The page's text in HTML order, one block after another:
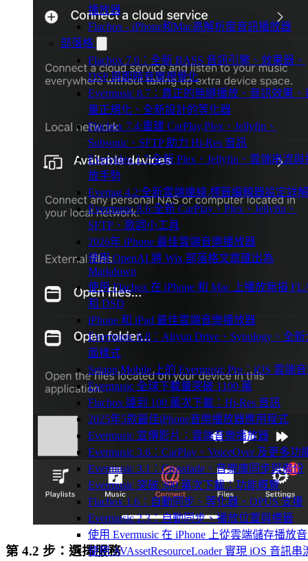
播放器
Flacbox - iPhone和Mac高解析度音訊播放器
部落格
Flacbox 7.6：全新 BASS 音訊引擎、效果器、
DSP 與即時音樂視覺化
Evermusic 8.7：真正的無縫播放、音訊效果、
量正規化、全新設計的等化器
Flacbox 7.4:重建 CarPlay,Plex、Jellyfin、
Subsonic、SFTP 助力 Hi-Res 音訊
Evervideo 1.7:全新 Plex、Jellyfin、雲端串流與
放手勢
Evertag 4.2:全新雲端連線,標籤編輯器設定詳解
Evermusic 8.6:全新 CarPlay、Plex、Jellyfin、
SFTP、歌詞小工具
2026年 iPhone 最佳雲端音樂播放器
使用 OpenAI 將 Wix 部落格文章匯出為
Markdown
使用 Flacbox 在 iPhone 和 Mac 上播放無損
和 DSD
iPhone 和 iPad 最佳雲端音樂播放器
Evermusic 6.8：Aliyun Drive、Synology、全新
面樣式
Setapp Mobile 上的 Evermusic Pro：iOS 雲端
Evermusic 全球下載量突破 1100 萬
Flacbox 達到 100 萬次下載：Hi-Res 音訊
2025年5款最佳iPhone音樂播放器應用程式
Evermusic 宣傳影片：雲端音樂播放器
Evermusic 3.6：CarPlay、VoiceOver 及更多功
Evermusic 3.1：Crossfade、音樂庫同步與備份
Evermusic 突破 300 萬次下載：功能概覽
Flacbox 1.6：自動同步、等化器、OPUS 支援
Evermusic 2.3：自動同步、播放位置與標籤
使用 Evermusic 在 iPhone 上從雲端儲存播放
使用 AVAssetResourceLoader 實現 iOS 音訊串
第 4.2 步：選擇服務